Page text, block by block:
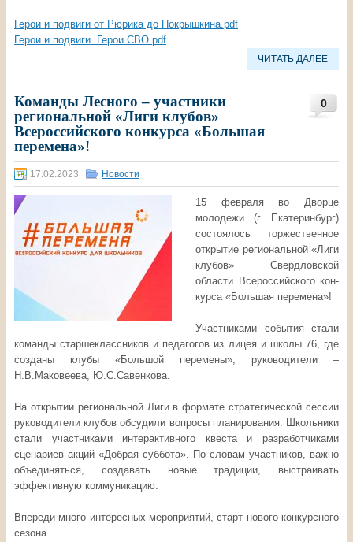
Герои и подвиги от Рюрика до Покрышкина.pdf
Герои и подвиги. Герои СВО.pdf
ЧИТАТЬ ДАЛЕЕ
0
Команды Лесного – участники
региональной «Лиги клубов»
Всероссийского конкурса «Большая
перемена»!
17.02.2023 Новости
15 февраля во Дворце
молодежи (г. Екатеринбург)
состоялось торжественное
открытие регион­альной «Лиги
клубов» Свердловской
области Всероссийского кон­
курса «Большая перем­ена»!
Участниками события стали
команды старшеклассников и педагогов из лицея и школы 76, где
созданы клубы «Большой перемены», руководители –
Н.В.Маковеева, Ю.С.Савенкова.
На открытии региональной Лиги в формате стратегической сессии
руководители клубов обсудили вопросы планирования. Школьники
стали участниками интерактивного квеста и разработчиками
сценариев акций «Добрая суббота». По словам участников, важно
объединяться, создавать новые традиции, выстраивать
эффективную коммуникацию.
Впереди много интересных мероприятий, старт нового конкурсного
сезона.